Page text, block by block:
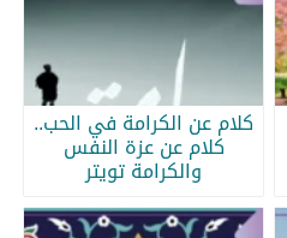
كلام عن الكرامة في الحب..
كلام عن عزة النفس
والكرامة تويتر